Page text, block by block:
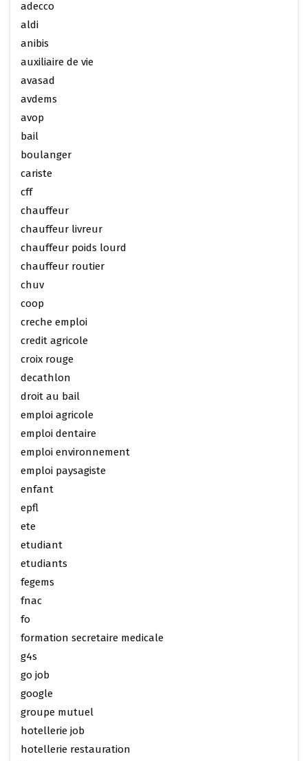
adecco
aldi
anibis
auxiliaire de vie
avasad
avdems
avop
bail
boulanger
cariste
cff
chauffeur
chauffeur livreur
chauffeur poids lourd
chauffeur routier
chuv
coop
creche emploi
credit agricole
croix rouge
decathlon
droit au bail
emploi agricole
emploi dentaire
emploi environnement
emploi paysagiste
enfant
epfl
ete
etudiant
etudiants
fegems
fnac
fo
formation secretaire medicale
g4s
go job
google
groupe mutuel
hotellerie job
hotellerie restauration